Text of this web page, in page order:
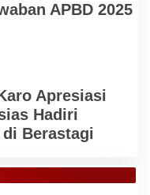
APBD 2025
Apresiasi
Hadiri
Berastagi